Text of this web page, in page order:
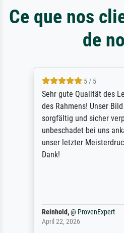
Ce que nos
de
5 / 5
Sehr gute Qualität des
des Rahmens! Unser
sorgfältig und sicher
unbeschadet bei uns
unser letzter
Dank!
Reinhold,@ ProvenExpert
April 22, 2026